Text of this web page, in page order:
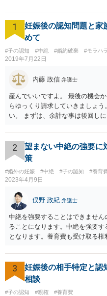
備】【英
1
妊娠後の認知問題と家
めて
#子の認知 #中絶 #婚約破棄 #モラハラ
2019年7月22日
内藤 政信 弁護士
産んでいいですよ。 最後の機会
らゆっくり請求していきましょ
い。 まずは、余計な事は後回し
2
望まない中絶の強要に
策
#婚外の妊娠 #中絶 #子の認知 #養育
2023年4月9日
俣野 政紀 弁護士
中絶を強要することはできませ
ることになります。中絶を強要
となります。養育費も受け取る
勧めします。
3
妊娠後の相手特定と認
相談
#子の認知 #親権 #養育費